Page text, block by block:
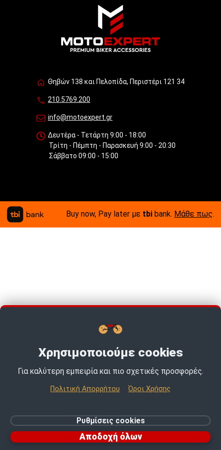
Θηβών 138 και Πελοπίδα, Περιστέρι 121 34
210.5769.200
info@motoexpert.gr
Δευτέρα - Τετάρτη 9:00 - 18:00
Τρίτη - Πέμπτη - Παρασκευή 9:00 - 20:30
Σάββατο 09:00 - 15:00
Buy now, Pay later με tbi bank. Μάθε πως.
Ρυθμίσεις cookies
Χρησιμοποιούμε cookies
Για καλύτερη εμπειρία και πιο σχετικές προσφορές.
Πολιτική Απορρήτου Όροι Χρήσης
Ρυθμίσεις cookies
Αποδοχή όλων